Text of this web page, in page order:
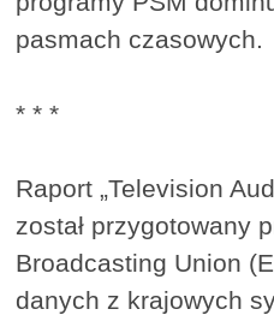
pasmach czasowych.
* * *
Raport „Television
został przygotowany
Broadcasting Union
danych z krajowych